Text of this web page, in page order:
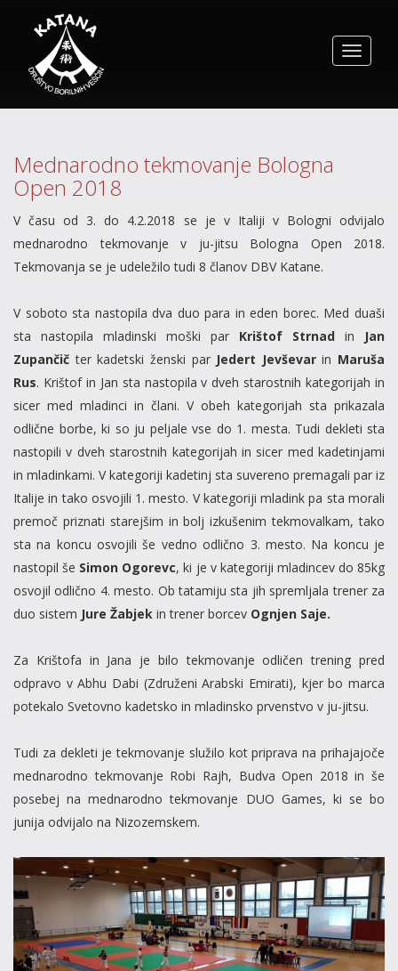
Toggle
Mednarodno tekmovanje Bologna
Open 2018
V času od 3. do 4.2.2018 se je v Italiji v Bologni odvijalo
mednarodno tekmovanje v ju-jitsu Bologna Open 2018.
Tekmovanja se je udeležilo tudi 8 članov DBV Katane.
V soboto sta nastopila dva duo para in eden borec. Med duaši
sta nastopila mladinski moški par Krištof Strnad in
Jan
Zupančič ter kadetski ženski par Jedert Jevševarin Maruša
Rus. Krištof in Jan sta nastopila v dveh starostnih kategorijah in
sicer med mladinci in člani. V obeh kategorijah sta prikazala
odlične borbe, ki so ju peljale vse do 1. mesta. Tudi dekleti sta
nastopili v dveh starostnih kategorijah in sicer med kadetinjami
in mladinkami. V kategoriji kadetinj sta suvereno premagali par iz
Italije in tako osvojili 1. mesto. V kategoriji mladink pa sta morali
premoč priznati starejšim in bolj izkušenim tekmovalkam, tako
sta na koncu osvojili še vedno odlično 3. mesto. Na koncu je
nastopil še Simon Ogorevc, ki je v kategoriji mladincev do 85kg
osvojil odlično 4. mesto. Ob tatamiju sta jih spremljala trener za
duo sistem Jure Žabjek in trener borcev Ognjen Saje.
Za Krištofa in Jana je bilo tekmovanje odličen trening pred
odpravo v Abhu Dabi (Združeni Arabski Emirati), kjer bo marca
potekalo Svetovno kadetsko in mladinsko prvenstvo v ju-jitsu.
Tudi za dekleti je tekmovanje služilo kot priprava na prihajajoče
mednarodno tekmovanje Robi Rajh, Budva Open 2018 in še
posebej na mednarodno tekmovanje DUO Games, ki se bo
junija odvijalo na Nizozemskem.